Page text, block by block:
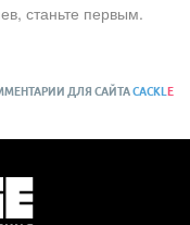
станьте первым.
ДЛЯ САЙТАCACKL E